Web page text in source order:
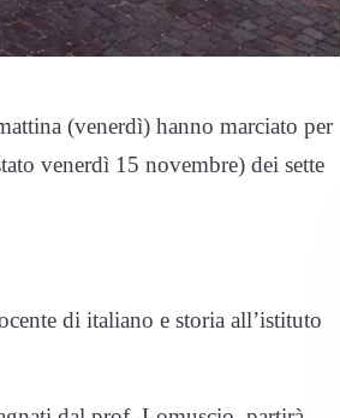
(venerdì) hanno marciato per
venerdì 15 novembre) dei sette
di italiano e storia all’istituto